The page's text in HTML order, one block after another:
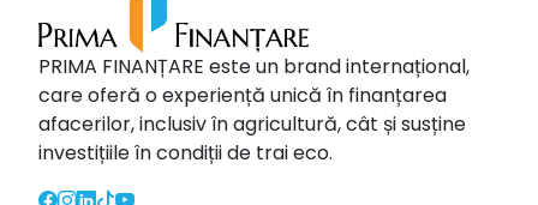
PRIMA FINANȚARE este un brand internațional,
care oferă o experiență unică în finanțarea
afacerilor, inclusiv în agricultură, cât și susține
investițiile în condiții de trai eco.